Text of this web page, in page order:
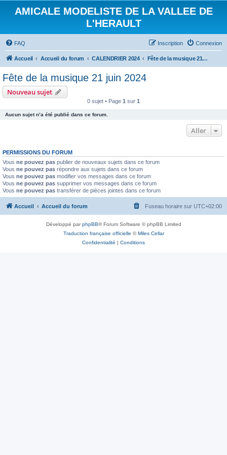
AMICALE MODELISTE DE LA VALLEE DE
L'HERAULT
FAQ Connexion
Inscription
Accueil Accueil du forum CALENDRIER 2024 Fête de la musique 21 juin 2024
Fête de la musique 21 juin 2024
Nouveau sujet
0 sujet • Page 1 sur 1
Aucun sujet n’a été publié dans ce forum.
Aller
PERMISSIONS DU FORUM
Vous ne pouvez pas publier de nouveaux sujets dans ce forum
Vous ne pouvez pas répondre aux sujets dans ce forum
Vous ne pouvez pas modifier vos messages dans ce forum
Vous ne pouvez pas supprimer vos messages dans ce forum
Vous ne pouvez pas transférer de pièces jointes dans ce forum
Accueil Accueil du forum Fuseau horaire sur UTC+02:00
Développé parphpBB® Forum Software © phpBB Limited
Traduction française officielle ©Miles Cellar
Confidentialité | Conditions